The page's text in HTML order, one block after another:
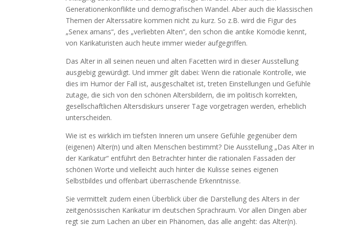
Generationenkonflikte und demografischen Wandel. Aber auch die klassischen
Themen der Alterssatire kommen nicht zu kurz. So z.B. wird die Figur des
„Senex amans“, des „verliebten Alten“, den schon die antike Komödie kennt,
von Karikaturisten auch heute immer wieder aufgegriffen.
Das Alter in all seinen neuen und alten Facetten wird in dieser Ausstellung
ausgiebig gewürdigt. Und immer gilt dabei: Wenn die rationale Kontrolle, wie
dies im Humor der Fall ist, ausgeschaltet ist, treten Einstellungen und Gefühle
zutage, die sich von den schönen Altersbildern, die im politisch korrekten,
gesellschaftlichen Altersdiskurs unserer Tage vorgetragen werden, erheblich
unterscheiden.
Wie ist es wirklich im tiefsten Inneren um unsere Gefühle gegenüber dem
(eigenen) Alter(n) und alten Menschen bestimmt? Die Ausstellung „Das Alter in
der Karikatur“ entführt den Betrachter hinter die rationalen Fassaden der
schönen Worte und vielleicht auch hinter die Kulisse seines eigenen
Selbstbildes und offenbart überraschende Erkenntnisse.
Sie vermittelt zudem einen Überblick über die Darstellung des Alters in der
zeitgenössischen Karikatur im deutschen Sprachraum. Vor allen Dingen aber
regt sie zum Lachen an über ein Phänomen, das alle angeht: das Alter(n).